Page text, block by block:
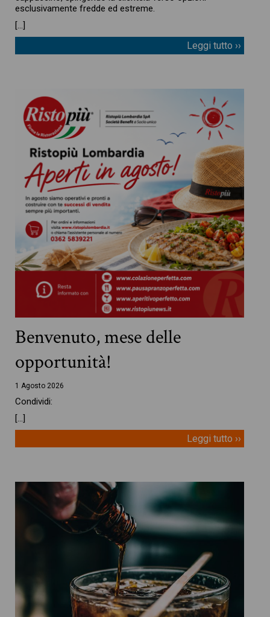
esclusivamente fredde ed estreme.
[…]
Leggi tutto ››
Benvenuto, mese delle
opportunità!
1 Agosto 2026
Condividi:
[…]
Leggi tutto ››